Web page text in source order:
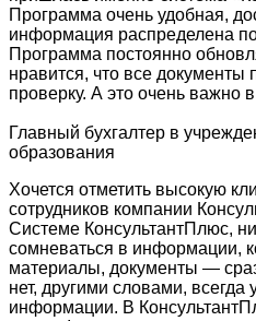
Программа очень удобная,
информация распределена
Программа постоянно
нравится, что все документы
проверку. А это очень важно
Главный бухгалтер в
образования
Хочется отметить высокую
сотрудников компании
Системе КонсультантПлюс,
сомневаться в информации,
материалы, документы —
нет, другими словами, всегда
информации. В